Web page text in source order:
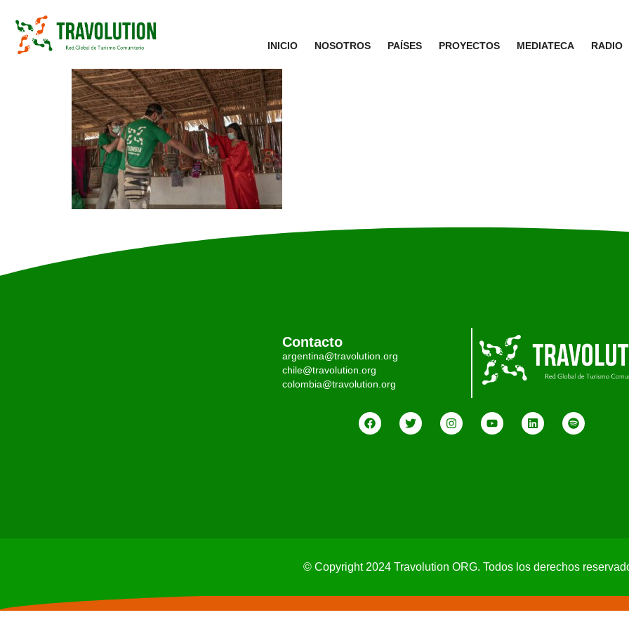
INICIO NOSOTROS PAÍSES PROYECTOS MEDIATECA RADIO
Contacto
argentina@travolution.org
chile@travolution.org
colombia@travolution.org
© Copyright 2024 Travolution ORG. Todos los derechos